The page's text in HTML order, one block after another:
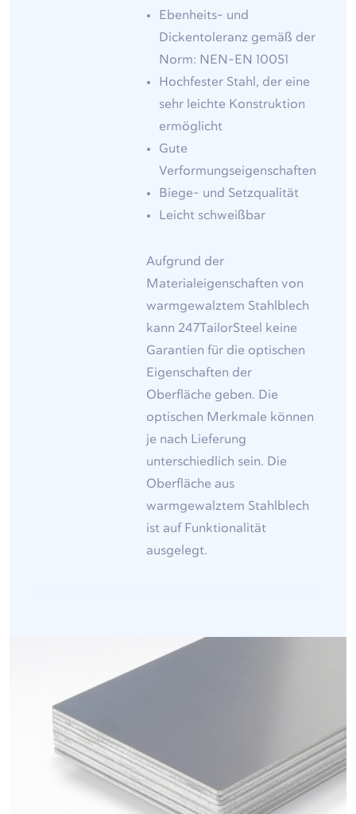
Ebenheits- und
Dickentoleranz gemäß der
Norm: NEN-EN 10051
Hochfester Stahl, der eine
sehr leichte Konstruktion
ermöglicht
Gute
Verformungseigenschaften
Biege- und Setzqualität
Leicht schweißbar
Aufgrund der
Materialeigenschaften von
warmgewalztem Stahlblech
kann 247TailorSteel keine
Garantien für die optischen
Eigenschaften der
Oberfläche geben. Die
optischen Merkmale können
je nach Lieferung
unterschiedlich sein. Die
Oberfläche aus
warmgewalztem Stahlblech
ist auf Funktionalität
ausgelegt.